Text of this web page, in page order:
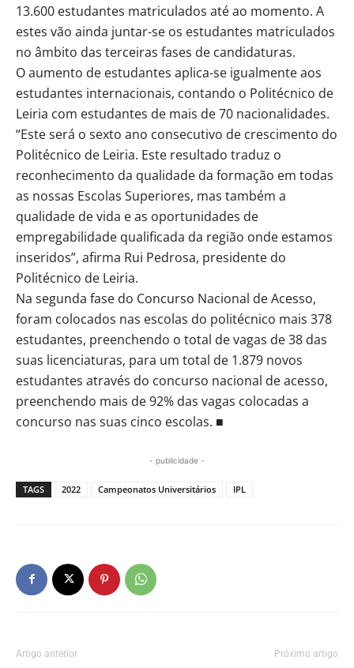
13.600 estudantes matriculados até ao momento. A
estes vão ainda juntar-se os estudantes matriculados
no âmbito das terceiras fases de candidaturas.
O aumento de estudantes aplica-se igualmente aos
estudantes internacionais, contando o Politécnico de
Leiria com estudantes de mais de 70 nacionalidades.
“Este será o sexto ano consecutivo de crescimento do
Politécnico de Leiria. Este resultado traduz o
reconhecimento da qualidade da formação em todas
as nossas Escolas Superiores, mas também a
qualidade de vida e as oportunidades de
empregabilidade qualificada da região onde estamos
inseridos”, afirma Rui Pedrosa, presidente do
Politécnico de Leiria.
Na segunda fase do Concurso Nacional de Acesso,
foram colocados nas escolas do politécnico mais 378
estudantes, preenchendo o total de vagas de 38 das
suas licenciaturas, para um total de 1.879 novos
estudantes através do concurso nacional de acesso,
preenchendo mais de 92% das vagas colocadas a
concurso nas suas cinco escolas. ■
- publicidade -
TAGS 2022 Campeonatos Universitários IPL
Artigo anterior Próximo artigo